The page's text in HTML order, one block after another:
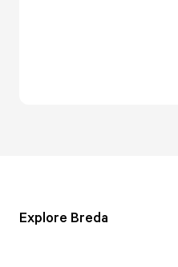
Explore Breda